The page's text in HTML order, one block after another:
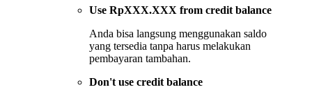
Use RpXXX.XXX from credit balance
Anda bisa langsung menggunakan saldo
yang tersedia tanpa harus melakukan
pembayaran tambahan.
Don't use credit balance